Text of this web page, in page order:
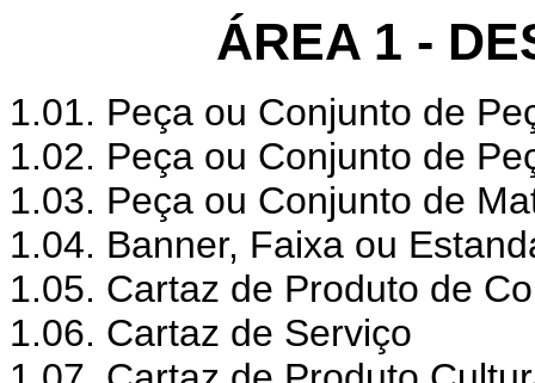
ÁREA 1 -
1.01. Peça ou Conjunto de
1.02. Peça ou Conjunto de
1.03. Peça ou Conjunto de
1.04. Banner, Faixa ou
1.05. Cartaz de Produto de
1.06. Cartaz de Serviço